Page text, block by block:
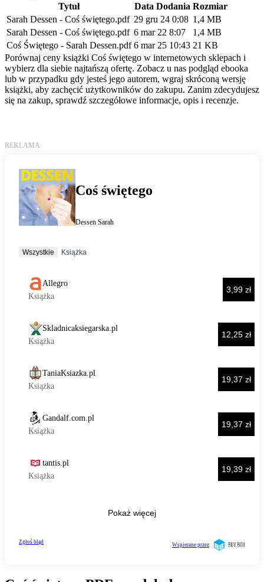
Tytuł
Data Dodania Rozmiar
Sarah Dessen - Coś świętego.pdf 29 gru 24 0:08 1,4 MB
Sarah Dessen - Coś świętego.pdf 6 mar 22 8:07
1,4 MB
Coś Świętego - Sarah Dessen.pdf 6 mar 25 10:43 21 KB
Porównaj ceny książki Coś świętego w internetowych sklepach i
wybierz dla siebie najtańszą ofertę. Zobacz u nas podgląd ebooka
lub w przypadku gdy jesteś jego autorem, wgraj skróconą wersję
książki, aby zachęcić użytkowników do zakupu. Zanim zdecydujesz
się na zakup, sprawdź szczegółowe informacje, opis i recenzje.